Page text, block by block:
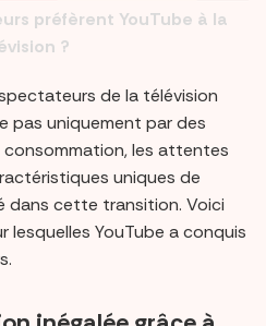
préfèrent YouTube à la
?
de la télévision
pas uniquement par des
les attentes
uniques de
dans cette transition. Voici
lesquelles YouTube a conquis